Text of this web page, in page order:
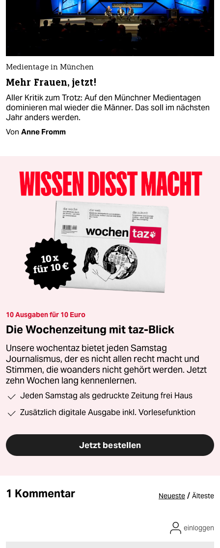
Medientage in München
Mehr Frauen, jetzt!
Aller Kritik zum Trotz: Auf den Münchner Medientagen
dominieren mal wieder die Männer. Das soll im nächsten
Jahr anders werden.
Von Anne Fromm
10 Ausgaben für 10 Euro
Die Wochenzeitung mit taz-Blick
Unsere wochentaz bietet jeden Samstag
Journalismus, der es nicht allen recht macht und
Stimmen, die woanders nicht gehört werden. Jetzt
zehn Wochen lang kennenlernen.
Jeden Samstag als gedruckte Zeitung frei Haus
Zusätzlich digitale Ausgabe inkl. Vorlesefunktion
Jetzt bestellen
1 Kommentar Neueste / Älteste
einloggen